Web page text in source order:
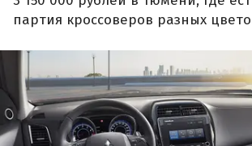
партия кроссоверов разных